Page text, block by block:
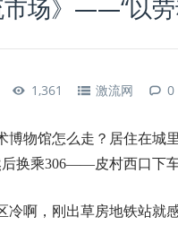
市场》——“以
1,361 激流网 0
博物馆怎么走？居住在城
后换乘306——皮村西口下
冷啊，刚出草房地铁站